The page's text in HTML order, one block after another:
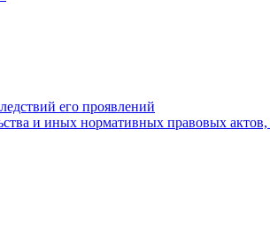
его проявлений
и иных нормативных правовых